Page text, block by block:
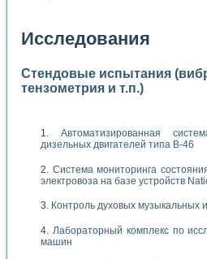
Исследования
Стендовые испытания
тензометрия и т.п.)
Автоматизированная
дизельных двигателей типа В-46
Система мониторинга
электровоза на базе устройств
Контроль духовых музыкальных
Лабораторный комплекс по
машин